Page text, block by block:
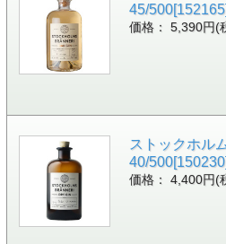
45/
価格： 5,390円(
ストックホル
40/
価格： 4,400円(